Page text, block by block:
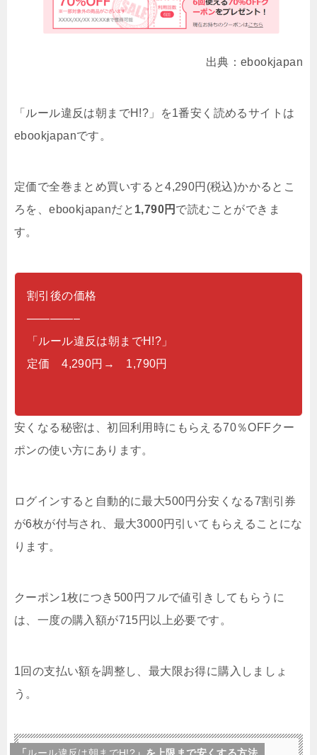
出典：ebookjapan
「ルール違反は朝までH!?」を1番安く読めるサイトは
ebookjapanです。
定価で全巻まとめ買いすると4,290円(税込)かかるとこ
ろを、ebookjapanだと 1,790円 で読むことができま
す。
割引後の価格
————–
「ルール違反は朝までH!?」
定価 4,290円→ 1,790円
安くなる秘密は、初回利用時にもらえる70％OFFクー
ポンの使い方にあります。
ログインすると自動的に最大500円分安くなる7割引券
が6枚が付与され、最大3000円引いてもらえることにな
ります。
クーポン1枚につき500円フルで値引きしてもらうに
は、一度の購入額が715円以上必要です。
1回の支払い額を調整し、最大限お得に購入しましょ
う。